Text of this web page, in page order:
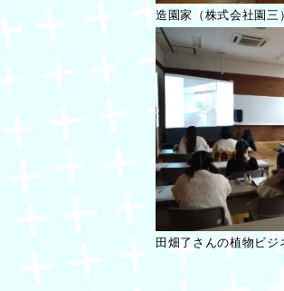
造園家（株式会社園三
田畑了さんの植物ビジ